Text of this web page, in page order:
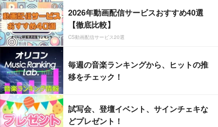
2026年動画配信サービスおすすめ40選
【徹底比較】
CS動画配信サービス20選
毎週の音楽ランキングから、ヒットの推
移をチェック！
試写会、登壇イベント、サインチェキな
どプレゼント！